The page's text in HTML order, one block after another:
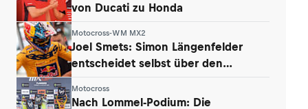
von Ducati zu Honda
Motocross-WM MX2
Joel Smets: Simon Längenfelder
entscheidet selbst über den
Motocross
Nach Lommel-Podium: Die